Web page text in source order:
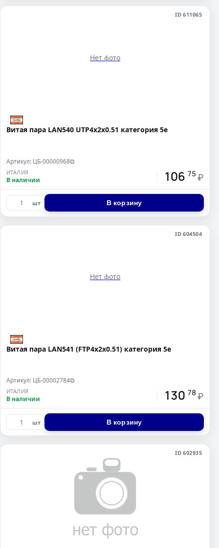
ID 611065
Нет фото
Витая пара LAN540 UTP4х2х0.51 категория 5е
Артикул: ЦБ-00000968⧉
ИТАЛИЯ
В наличии 106 75 ₽
шт В корзину
ID 604504
Нет фото
Витая пара LAN541 (FTP4х2х0.51) категория 5е
Артикул: ЦБ-00002784⧉
ИТАЛИЯ
В наличии 130 78 ₽
шт В корзину
ID 602935